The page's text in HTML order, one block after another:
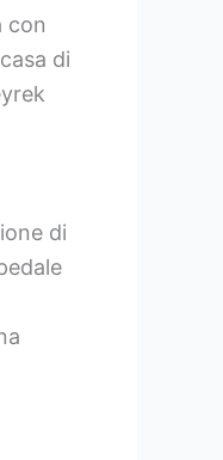
con
di
di